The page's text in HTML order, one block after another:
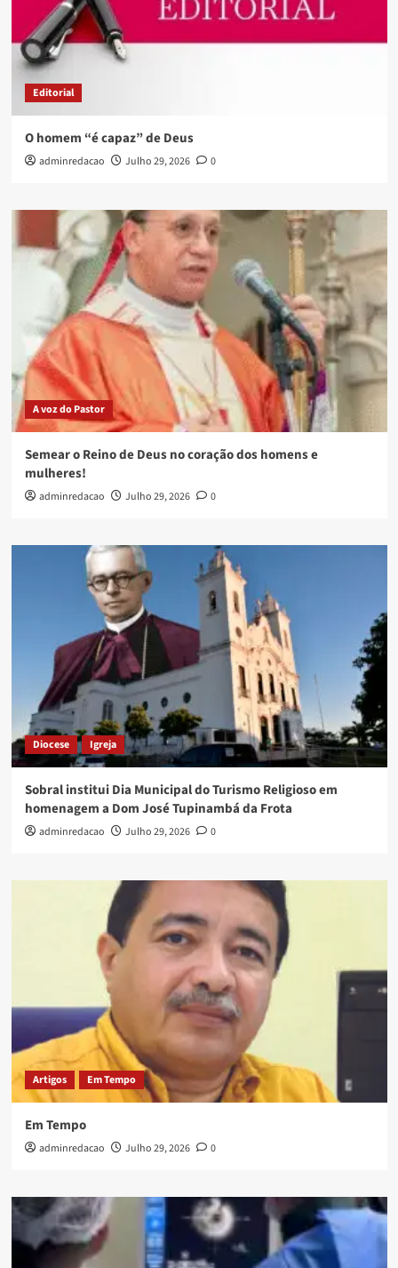
Editorial
O homem “é capaz” de Deus
adminredacao Julho 29, 2026 0
A voz do Pastor
Semear o Reino de Deus no coração dos homens e
mulheres!
adminredacao Julho 29, 2026 0
Diocese Igreja
Sobral institui Dia Municipal do Turismo Religioso em
homenagem a Dom José Tupinambá da Frota
adminredacao Julho 29, 2026 0
Artigos Em Tempo
Em Tempo
adminredacao Julho 29, 2026 0